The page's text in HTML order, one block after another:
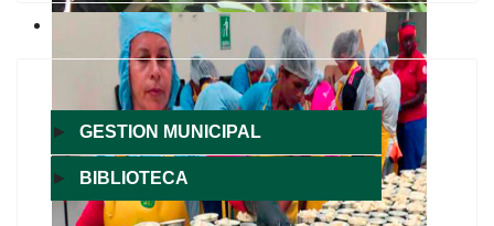
► GESTION MUNICIPAL
► BIBLIOTECA